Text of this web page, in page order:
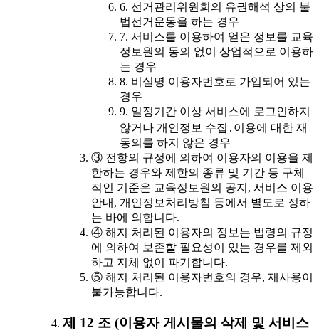
6. 선거관리위원회의 유권해석 상의 불
법선거운동을 하는 경우
7. 서비스를 이용하여 얻은 정보를 교육
정보원의 동의 없이 상업적으로 이용하
는 경우
8. 비실명 이용자번호로 가입되어 있는
경우
9. 일정기간 이상 서비스에 로그인하지
않거나 개인정보 수집․이용에 대한 재
동의를 하지 않은 경우
③ 전항의 규정에 의하여 이용자의 이용을 제
한하는 경우와 제한의 종류 및 기간 등 구체
적인 기준은 교육정보원의 공지, 서비스 이용
안내, 개인정보처리방침 등에서 별도로 정하
는 바에 의합니다.
④ 해지 처리된 이용자의 정보는 법령의 규정
에 의하여 보존할 필요성이 있는 경우를 제외
하고 지체 없이 파기합니다.
⑤ 해지 처리된 이용자번호의 경우, 재사용이
불가능합니다.
제 12 조 (이용자 게시물의 삭제 및 서비스